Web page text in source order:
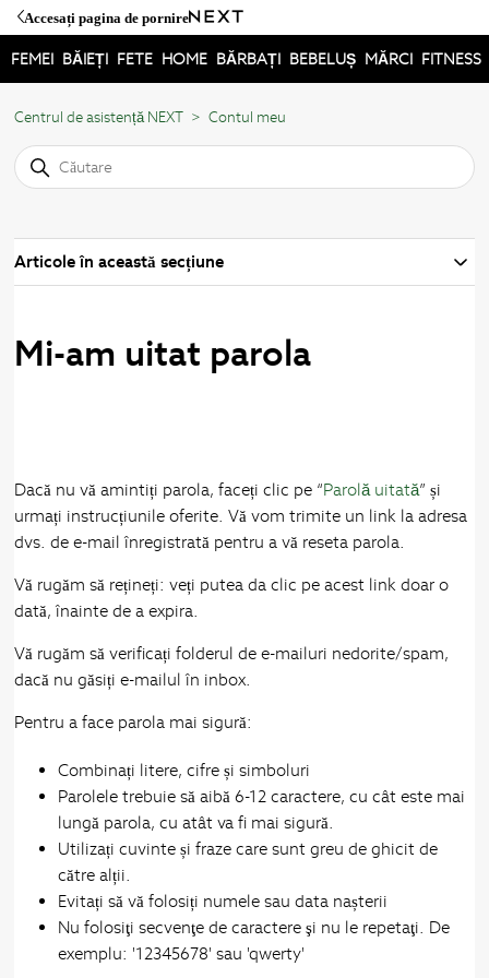
Accesați pagina de pornire
FEMEI BĂIEȚI FETE HOME BĂRBAȚI BEBELUȘ MĂRCI FITNESS
Centrul de asistență NEXT Contul meu
Articole în această secțiune
Mi-am uitat parola
Dacă nu vă amintiți parola, faceți clic pe “Parolă uitată” și
urmați instrucțiunile oferite. Vă vom trimite un link la adresa
dvs. de e-mail înregistrată pentru a vă reseta parola.
Vă rugăm să rețineți: veți putea da clic pe acest link doar o
dată, înainte de a expira.
Vă rugăm să verificați folderul de e-mailuri nedorite/spam,
dacă nu găsiți e-mailul în inbox.
Pentru a face parola mai sigură:
Combinați litere, cifre și simboluri
Parolele trebuie să aibă 6-12 caractere, cu cât este mai
lungă parola, cu atât va fi mai sigură.
Utilizați cuvinte și fraze care sunt greu de ghicit de
către alții.
Evitați să vă folosiți numele sau data nașterii
Nu folosiţi secvenţe de caractere şi nu le repetaţi. De
exemplu: '12345678' sau 'qwerty'